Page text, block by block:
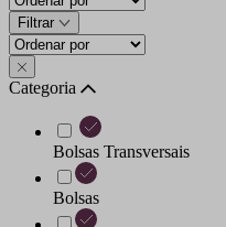
Filtrar
Categoria
Bolsas Transversais
Bolsas